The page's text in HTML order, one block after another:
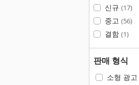
신규 (17)
중고 (56)
결함 (1)
판매 형식
소형 광고